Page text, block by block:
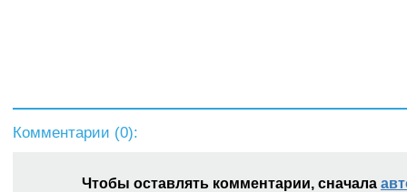
Комментарии (0):
Чтобы оставлять комментарии, сначала